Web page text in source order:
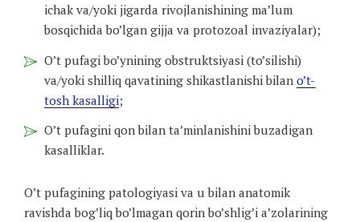
ichak va/yoki jigarda rivojlanishining ma’lum
bosqichida bo’lgan gijja va protozoal invaziyalar);
O’t pufagi bo’ynining obstruktsiyasi (to’silishi)
va/yoki shilliq qavatining shikastlanishi bilan o’t-
tosh kasalligi;
O’t pufagini qon bilan ta’minlanishini buzadigan
kasalliklar.
O’t pufagining patologiyasi va u bilan anatomik
ravishda bog’liq bo’lmagan qorin bo’shlig’i a’zolarining